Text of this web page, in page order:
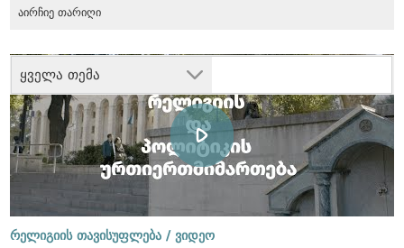
ყველა თემა
რელიგიის თავისუფლება / ვიდეო